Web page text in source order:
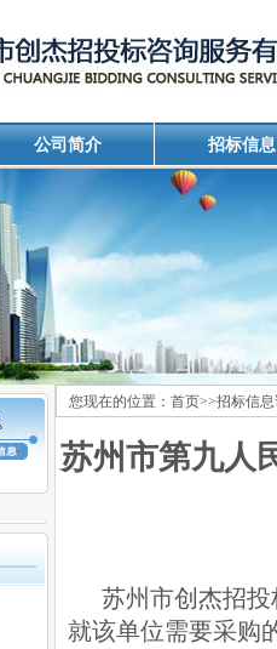
公司简介 招标信息
您现在的位置： 首页>>招标信
苏州市第九人
苏州市创杰招
就该单位需要采购